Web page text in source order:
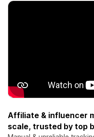
Affiliate & influencer
scale, trusted by top